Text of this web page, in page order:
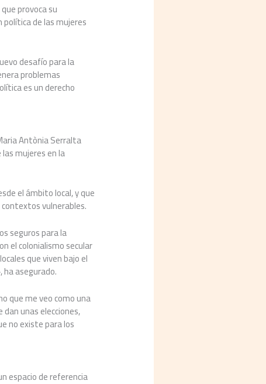
provoca su
política de las mujeres
desafío para la
problemas
es un derecho
Antònia Serralta
mujeres en la
el ámbito local, y que
vulnerables.
seguros para la
el colonialismo secular
que viven bajo el
asegurado.
que me veo como una
unas elecciones,
no existe para los
espacio de referencia